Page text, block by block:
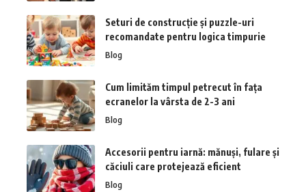
Seturi de construcție și puzzle-uri
recomandate pentru logica timpurie
Blog
Cum limităm timpul petrecut în fața
ecranelor la vârsta de 2-3 ani
Blog
Accesorii pentru iarnă: mănuși, fulare și
căciuli care protejează eficient
Blog